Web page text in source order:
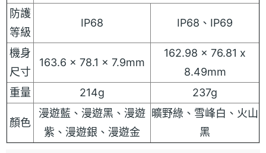
防護
等級
IP68 IP68、IP69
機身
尺寸
163.6 x 78.1 x 7.9mm
162.98 x 76.81 x
8.49mm
重量
214g 237g
顏色
漫遊藍、漫遊黑、漫遊
紫、漫遊銀、漫遊金
曠野綠、雪峰白、火山
黑